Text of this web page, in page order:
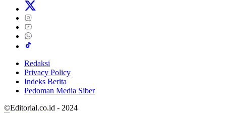
Redaksi
Privacy Policy
Indeks Berita
Pedoman Media Siber
©Editorial.co.id - 2024